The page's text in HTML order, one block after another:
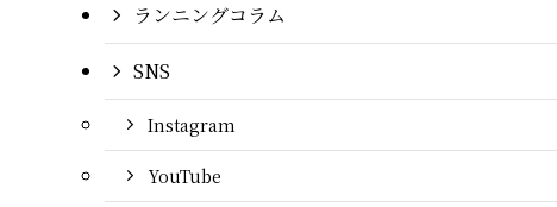
ランニングコラム
SNS
Instagram
YouTube